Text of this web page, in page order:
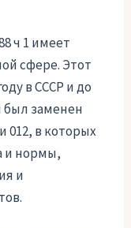
ч 1 имеет
сфере. Этот
в СССР и до
был заменен
012, в которых
и нормы,
и